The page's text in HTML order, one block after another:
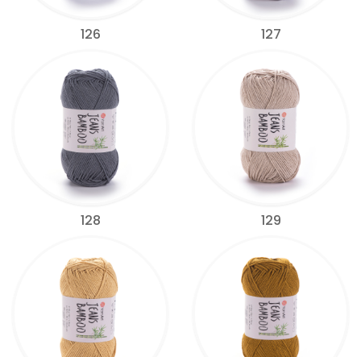
126 127
128 129